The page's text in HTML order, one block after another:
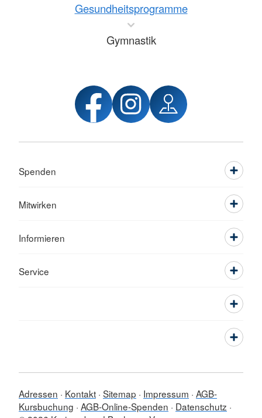
Gesundheitsprogramme
Gymnastik
Spenden
Mitwirken
Informieren
Service
Adressen Kontakt Sitemap Impressum AGB-
Kursbuchung AGB-Online-Spenden
Datenschutz